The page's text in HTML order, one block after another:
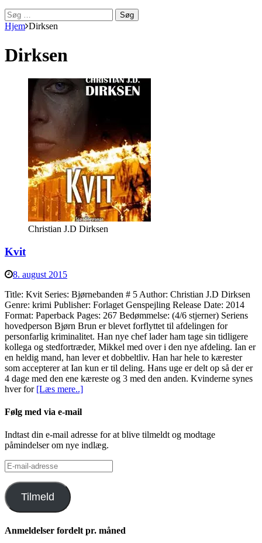
Søg
efter:
Hjem Dirksen
Dirksen
Christian J.D Dirksen
Kvit
8. august 2015
Title: Kvit Series: Bjørnebanden # 5 Author: Christian J.D Dirksen
Genre: krimi Publisher: Forlaget Genspejling Release Date: 2014
Format: Paperback Pages: 267 Bedømmelse: (4/6 stjerner) Seriens
hovedperson Bjørn Brun er blevet forflyttet til afdelingen for
personfarlig kriminalitet. Han nye chef lader ham tage sin tidligere
kollega og stedfortræder, Mikkel med over i den nye afdeling. Ian er
en heldig mand, han lever et dobbeltliv. Han har hele to kærester
som accepterer at Ian kun er til deling. Hans uge er delt op så der er
4 dage med den ene kæreste og 3 med den anden. Kvinderne synes
hver for [Læs mere..]
Følg med via e-mail
Indtast din e-mail adresse for at blive tilmeldt og modtage
påmindelser om nye indlæg.
E-
mail-
adresse
Tilmeld
Anmeldelser fordelt pr. måned